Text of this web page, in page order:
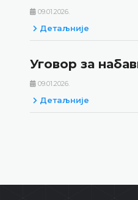
09.01.2026.
Детаљније
Уговор за
09.01.2026.
Детаљније